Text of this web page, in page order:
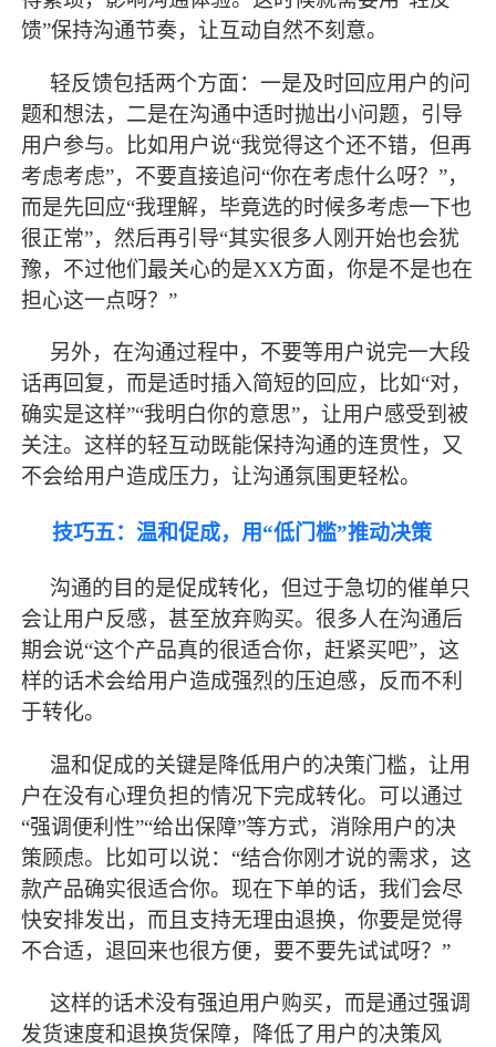
馈”保持沟通节奏，让互动自然不刻意。
轻反馈包括两个方面：一是及时回应用户的问
题和想法，二是在沟通中适时抛出小问题，引导
用户参与。比如用户说“我觉得这个还不错，但再
考虑考虑”，不要直接追问“你在考虑什么呀？”，
而是先回应“我理解，毕竟选的时候多考虑一下也
很正常”，然后再引导“其实很多人刚开始也会犹
豫，不过他们最关心的是XX方面，你是不是也在
担心这一点呀？”
另外，在沟通过程中，不要等用户说完一大段
话再回复，而是适时插入简短的回应，比如“对，
确实是这样”“我明白你的意思”，让用户感受到被
关注。这样的轻互动既能保持沟通的连贯性，又
不会给用户造成压力，让沟通氛围更轻松。
技巧五：温和促成，用“低门槛”推动决策
沟通的目的是促成转化，但过于急切的催单只
会让用户反感，甚至放弃购买。很多人在沟通后
期会说“这个产品真的很适合你，赶紧买吧”，这
样的话术会给用户造成强烈的压迫感，反而不利
于转化。
温和促成的关键是降低用户的决策门槛，让用
户在没有心理负担的情况下完成转化。可以通过
“强调便利性”“给出保障”等方式，消除用户的决
策顾虑。比如可以说：“结合你刚才说的需求，这
款产品确实很适合你。现在下单的话，我们会尽
快安排发出，而且支持无理由退换，你要是觉得
不合适，退回来也很方便，要不要先试试呀？”
这样的话术没有强迫用户购买，而是通过强调
发货速度和退换货保障，降低了用户的决策风